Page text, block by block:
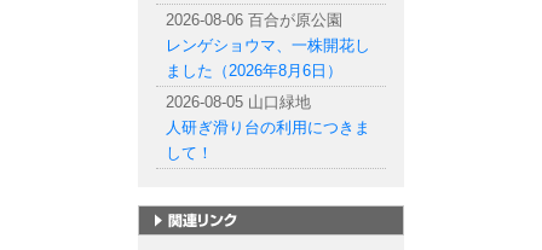
2026-08-06 百合が原公園
レンゲショウマ、一株開花し
ました（2026年8月6日）
2026-08-05 山口緑地
人研ぎ滑り台の利用につきま
して！